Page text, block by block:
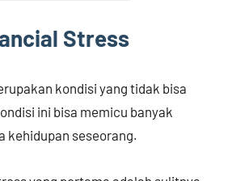
Stress
kondisi yang tidak bisa
ini bisa memicu banyak
kehidupan seseorang.